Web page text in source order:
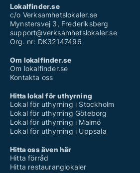
Lokalfinder.se
c/o Verksamhetslokaler.se
Mynstersvej 3, Frederiksberg
support@verksamhetslokaler.se
Org. nr: DK32147496
Om lokalfinder.se
Om lokalfinder.se
Kontakta oss
Hitta lokal för uthyrning
Lokal för uthyrning i Stockholm
Lokal för uthyrning Göteborg
Lokal för uthyrning i Malmö
Lokal för uthyrning i Uppsala
Hitta oss även här
Hitta förråd
Hitta restauranglokaler